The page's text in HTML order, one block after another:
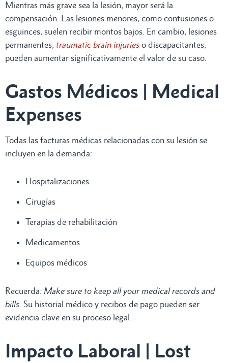
Mientras más grave sea la lesión, mayor será la
compensación. Las lesiones menores, como contusiones o
esguinces, suelen recibir montos bajos. En cambio, lesiones
permanentes, traumatic brain injuries o discapacitantes,
pueden aumentar significativamente el valor de su caso.
Gastos Médicos | Medical
Expenses
Todas las facturas médicas relacionadas con su lesión se
incluyen en la demanda:
Hospitalizaciones
Cirugías
Terapias de rehabilitación
Medicamentos
Equipos médicos
Recuerda: Make sure to keep all your medical records and
bills . Su historial médico y recibos de pago pueden ser
evidencia clave en su proceso legal.
Impacto Laboral | Lost